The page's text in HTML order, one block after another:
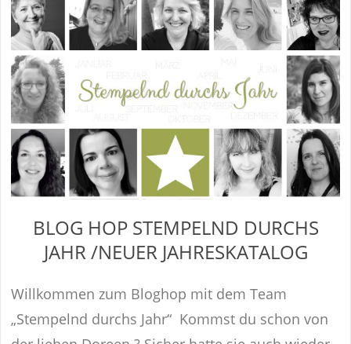
BLOG HOP STEMPELND DURCHS
JAHR /NEUER JAHRESKATALOG
Willkommen zum Bloghop mit dem Team
„Stempelnd durchs Jahr“ Kommst du schon von